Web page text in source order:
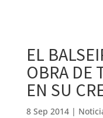
EL
OBRA DE
EN SU
8 Sep 2014|